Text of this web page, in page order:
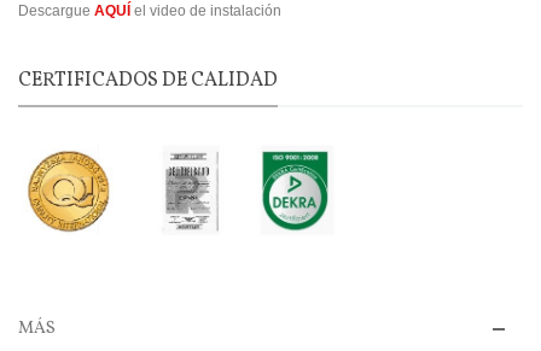
Descargue AQUÍ el video de instalación
CERTIFICADOS DE CALIDAD
MÁS